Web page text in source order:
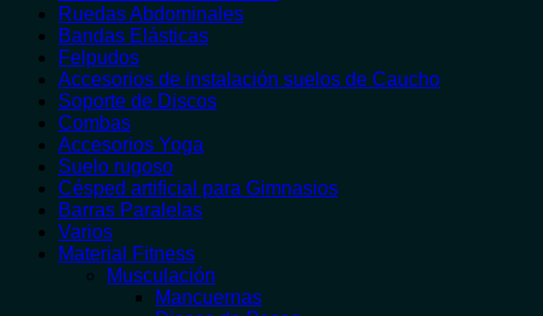
Ruedas Abdominales
Bandas Elásticas
Felpudos
Accesorios de instalación suelos de Caucho
Soporte de Discos
Combas
Accesorios Yoga
Suelo rugoso
Césped artificial para Gimnasios
Barras Paralelas
Varios
Material Fitness
Musculación
Mancuernas